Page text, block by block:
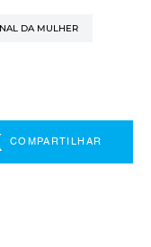
DA MULHER
COMPARTILHAR